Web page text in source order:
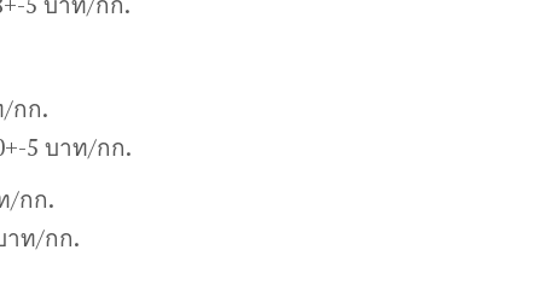
กก.
5 บาท/กก.
/กก.
าท/กก.